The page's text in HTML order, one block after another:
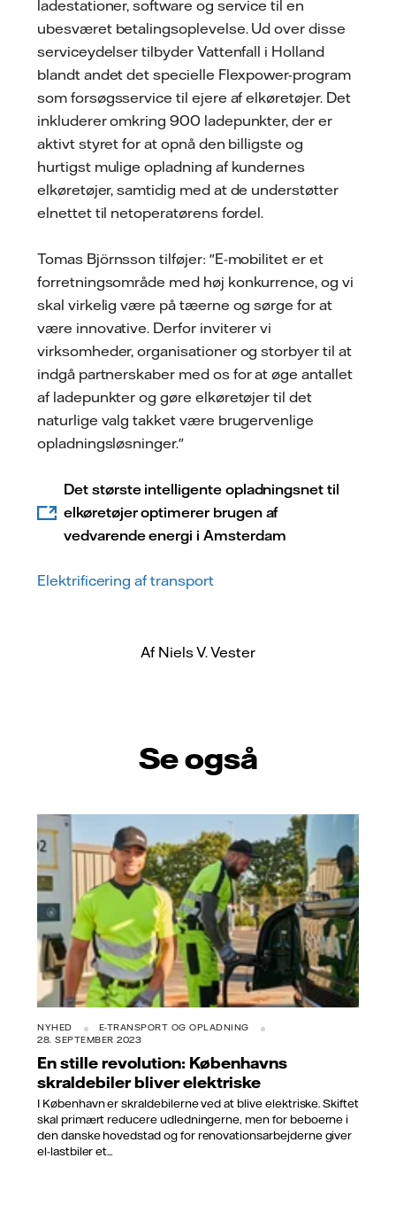
ladestationer, software og service til en
ubesværet betalingsoplevelse. Ud over disse
serviceydelser tilbyder Vattenfall i Holland
blandt andet det specielle Flexpower-program
som forsøgsservice til ejere af elkøretøjer. Det
inkluderer omkring 900 ladepunkter, der er
aktivt styret for at opnå den billigste og
hurtigst mulige opladning af kundernes
elkøretøjer, samtidig med at de understøtter
elnettet til netoperatørens fordel.
Tomas Björnsson tilføjer: "E-mobilitet er et
forretningsområde med høj konkurrence, og vi
skal virkelig være på tæerne og sørge for at
være innovative. Derfor inviterer vi
virksomheder, organisationer og storbyer til at
indgå partnerskaber med os for at øge antallet
af ladepunkter og gøre elkøretøjer til det
naturlige valg takket være brugervenlige
opladningsløsninger."
Det største intelligente opladningsnet til
elkøretøjer optimerer brugen af
vedvarende energi i Amsterdam
Elektrificering af transport
Af Niels V. Vester
Se også
NYHED
E-TRANSPORT OG OPLADNING
28. SEPTEMBER 2023
En stille revolution: Københavns
skraldebiler bliver elektriske
I København er skraldebilerne ved at blive elektriske. Skiftet
skal primært reducere udledningerne, men for beboerne i
den danske hovedstad og for renovationsarbejderne giver
el-lastbiler et...